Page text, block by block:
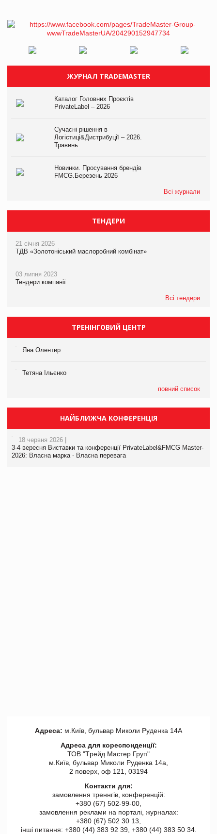
ЖУРНАЛ TRADEMASTER
Каталог Головних Проєктів
PrivateLabel – 2026
Сучасні рішення в
Логістиці&Дистрибуції – 2026.
Травень
Новинки. Просування брендів
FMCG.Березень 2026
Всі журнали
ТЕНДЕРИ
21 січня 2026
ТДВ «Золотоніський маслоробний комбінат»
03 липня 2023
Тендери компанії
Всі тендери
ТРЕНІНГОВИЙ ЦЕНТР
Яна Олентир
Тетяна Ільєнко
повний список
НАЙБЛИЖЧА КОНФЕРЕНЦІЯ
18 червня 2026 |
3-4 вересня Виставки та конференції PrivateLabel&FMCG Master-
2026: Власна марка - Власна перевага
Адреса: м.Київ, бульвар Миколи Руденка 14А
Адреса для кореспонденції:
ТОВ "Tрейд Мастер Груп"
м.Київ, бульвар Миколи Руденка 14а,
2 поверх, оф 121, 03194
Контакти для:
замовлення треннгів, конференцій:
+380 (67) 502-99-00,
замовлення реклами на порталі, журналах:
+380 (67) 502 30 13,
інші питання: +380 (44) 383 92 39, +380 (44) 383 50 34.